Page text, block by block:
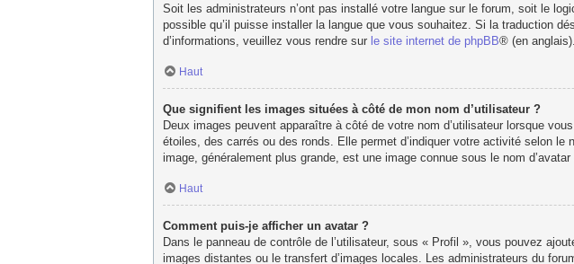
Soit les administrateurs n’ont pas installé votre langue sur le forum, soit le
possible qu’il puisse installer la langue que vous souhaitez. Si la traduction
d’informations, veuillez vous rendre sur le site internet de phpBB® (en anglais).
Haut
Que signifient les images situées à côté de mon nom d’utilisateur ?
Deux images peuvent apparaître à côté de votre nom d’utilisateur lorsque
étoiles, des carrés ou des ronds. Elle permet d’indiquer votre activité selon
image, généralement plus grande, est une image connue sous le nom
Haut
Comment puis-je afficher un avatar ?
Dans le panneau de contrôle de l’utilisateur, sous « Profil », vous pouvez
images distantes ou le transfert d’images locales. Les administrateurs du